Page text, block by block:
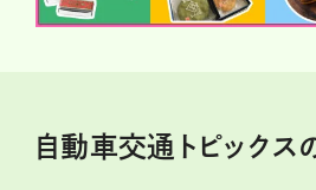
自動車交通トピックス